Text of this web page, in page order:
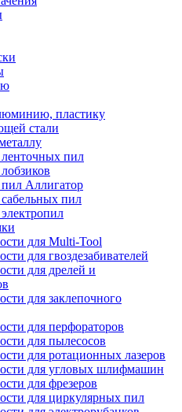
пластику
стали
пил
Аллигатор
пил
для Multi-Tool
для гвоздезабивателей
для дрелей и
для заклепочного
для перфораторов
для пылесосов
для ротационных лазеров
для угловых шлифмашин
для фрезеров
для циркулярных пил